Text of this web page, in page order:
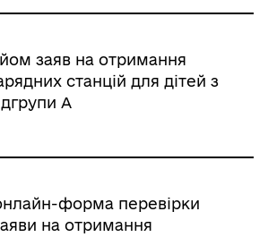
заяв на отримання
станцій для дітей з
А
форма перевірки
на отримання